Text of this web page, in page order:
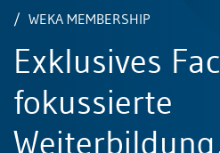
für die
Ihrer
WEKA MEMBERSHIP
Exklusives
fokussierte